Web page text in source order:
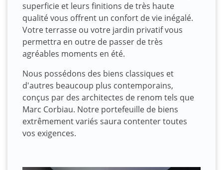
superficie et leurs finitions de très haute
qualité vous offrent un confort de vie inégalé.
Votre terrasse ou votre jardin privatif vous
permettra en outre de passer de très
agréables moments en été.
Nous possédons des biens classiques et
d'autres beaucoup plus contemporains,
conçus par des architectes de renom tels que
Marc Corbiau. Notre portefeuille de biens
extrêmement variés saura contenter toutes
vos exigences.